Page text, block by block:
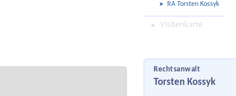
RA Torsten Kossyk
Visitenkarte
Rechtsanwalt
Torsten Kossyk